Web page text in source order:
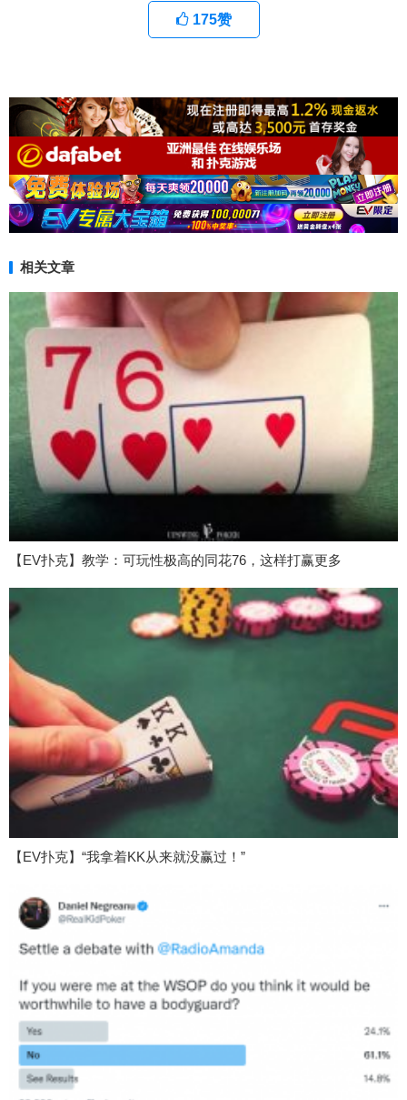
175赞
相关文章
【EV扑克】教学：可玩性极高的同花76，这样打赢更多
【EV扑克】“我拿着KK从来就没赢过！”